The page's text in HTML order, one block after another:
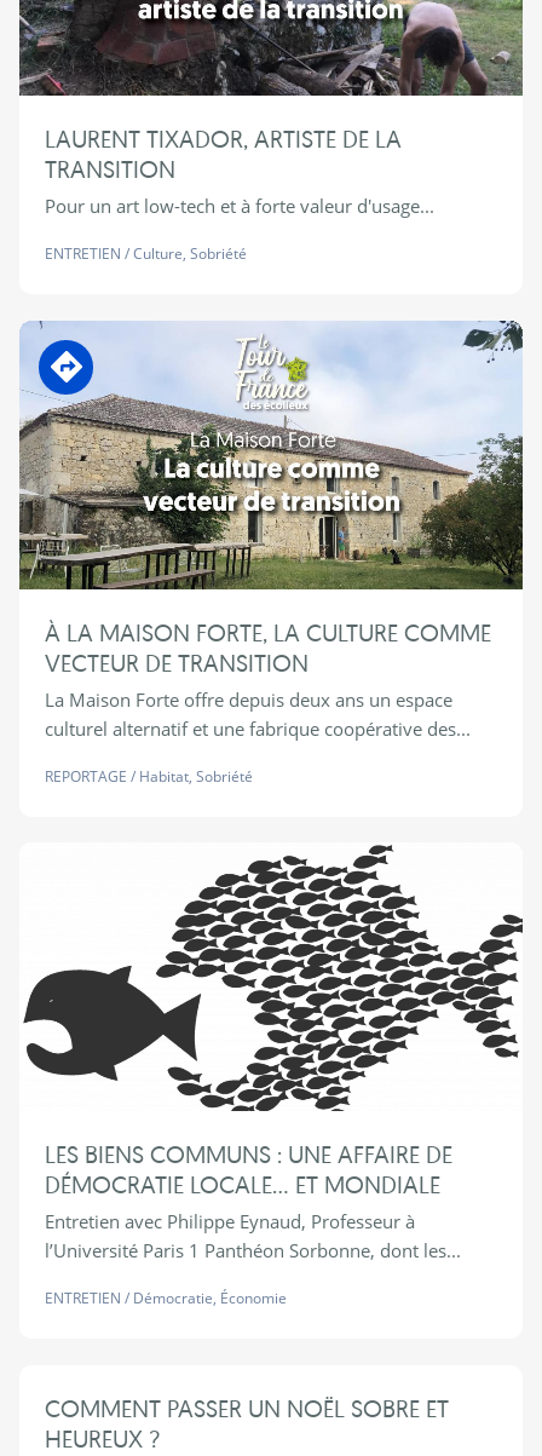
LAURENT TIXADOR, ARTISTE DE LA
TRANSITION
Pour un art low-tech et à forte valeur d'usage...
ENTRETIEN /Culture, Sobriété
En transition
À LA MAISON FORTE, LA CULTURE COMME
VECTEUR DE TRANSITION
La Maison Forte offre depuis deux ans un espace
culturel alternatif et une fabrique coopérative des...
REPORTAGE / Habitat, Sobriété
LES BIENS COMMUNS : UNE AFFAIRE DE
DÉMOCRATIE LOCALE... ET MONDIALE
Entretien avec Philippe Eynaud, Professeur à
l’Université Paris 1 Panthéon Sorbonne, dont les...
ENTRETIEN / Démocratie, Économie
COMMENT PASSER UN NOËL SOBRE ET
HEUREUX ?